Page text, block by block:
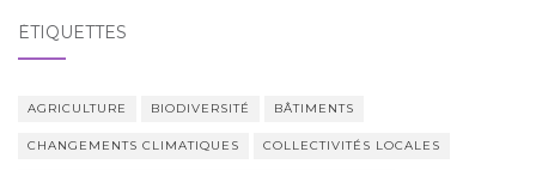
ÉTIQUETTES
AGRICULTURE BIODIVERSITÉ BÂTIMENTS
CHANGEMENTS CLIMATIQUES COLLECTIVITÉS LOCALES